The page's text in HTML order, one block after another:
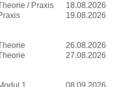
/ Praxis
18.08.2026
19.08.2026
26.08.2026
27.08.2026
1
08.09.2026